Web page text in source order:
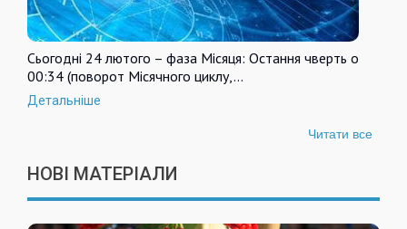
Сьогодні 24 лютого – фаза Місяця: Остання чверть о
00:34 (поворот Місячного циклу,…
Детальніше
Читати все
НОВІ МАТЕРІАЛИ